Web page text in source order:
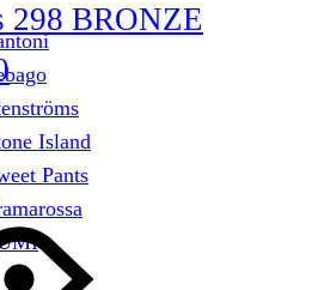
Island
Pants
298 BRONZE
plusieurs